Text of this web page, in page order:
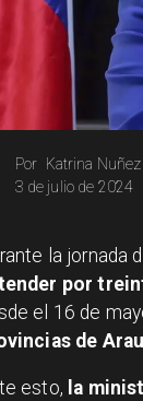
Katrina
Por
3 de julio de 2024
la jornada
por
el 16 de
de
esto, la